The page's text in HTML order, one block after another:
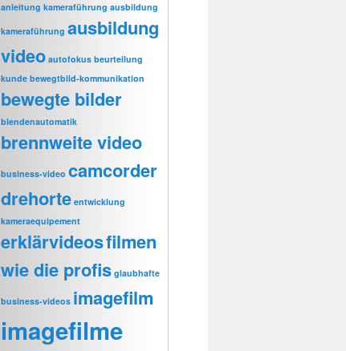
anleitung kameraführung ausbildung
kameraführung ausbildung
video autofokus beurteilung
kunde bewegtbild-kommunikation
bewegte bilder
blendenautomatik
brennweite video
business-video camcorder
drehorte entwicklung
kameraequipement
erklärvideosfilmen
wie die profis glaubhafte
business-videos imagefilm
imagefilme